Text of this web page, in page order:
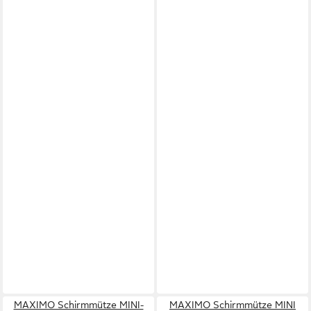
MAXIMO Schirmmütze MINI-
MAXIMO Schirmmütze MINI